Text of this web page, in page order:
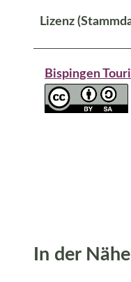
Lizenz
Bispingen
In der Nähe